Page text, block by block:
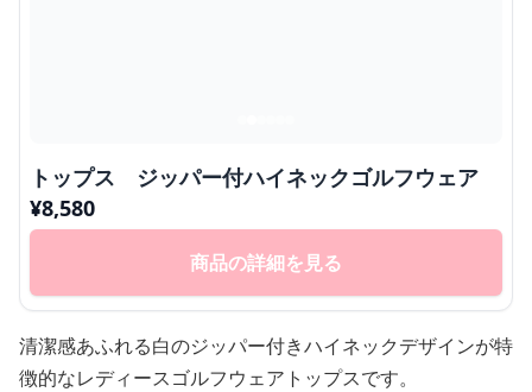
トップス ジッパー付ハイネックゴルフウェア
¥8,580
商品の詳細を見る
清潔感あふれる白のジッパー付きハイネックデザインが特
徴的なレディースゴルフウェアトップスです。